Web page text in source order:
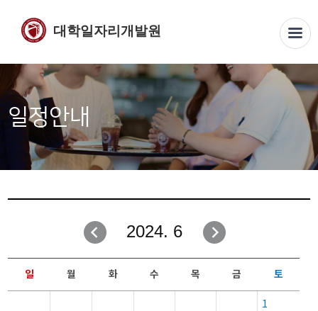
대학일자리개발원
일정안내
2024. 6
일 월 화 수 목 금 토
1